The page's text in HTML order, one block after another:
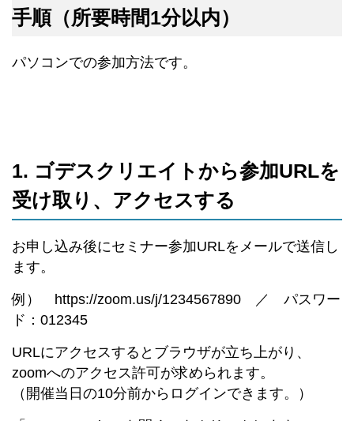
手順（所要時間1分以内）
パソコンでの参加方法です。
1. ゴデスクリエイトから参加URLを
受け取り、アクセスする
お申し込み後にセミナー参加URLをメールで送信し
ます。
例） https://zoom.us/j/1234567890 ／ パスワー
ド：012345
URLにアクセスするとブラウザが立ち上がり、
zoomへのアクセス許可が求められます。
（開催当日の10分前からログインできます。）